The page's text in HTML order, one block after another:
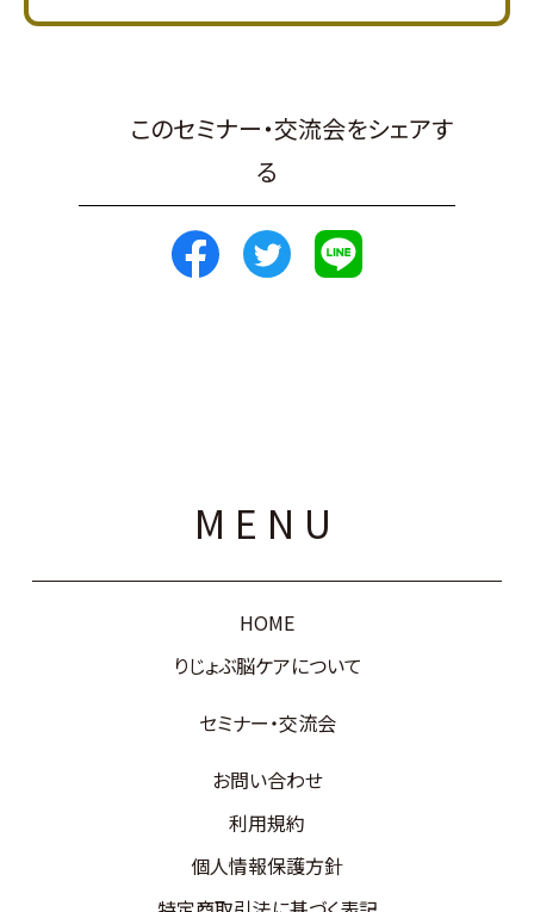
このセミナー・交流会をシェアす
る
MENU
HOME
りじょぶ脳ケアについて
セミナー・交流会
お問い合わせ
利用規約
個人情報保護方針